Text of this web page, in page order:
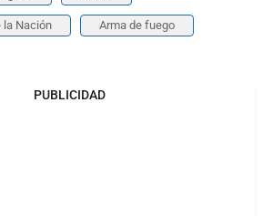
la Nación Arma de fuego
PUBLICIDAD